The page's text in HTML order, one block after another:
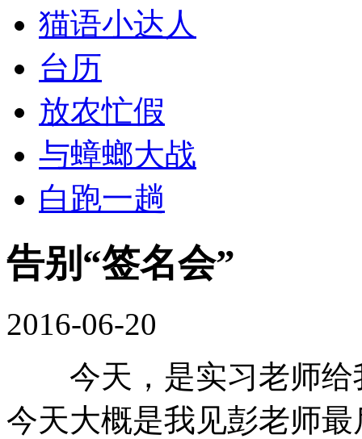
猫语小达人
台历
放农忙假
与蟑螂大战
白跑一趟
告别“签名会”
2016-06-20
今天，是实习老师给
今天大概是我见彭老师